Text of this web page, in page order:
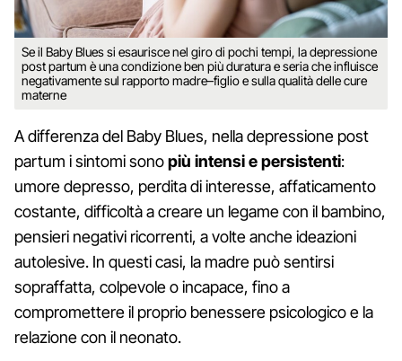
Se il Baby Blues si esaurisce nel giro di pochi tempi, la depressione
post partum è una condizione ben più duratura e seria che influisce
negativamente sul rapporto madre–figlio e sulla qualità delle cure
materne
A differenza del Baby Blues, nella depressione post
partum i sintomi sonopiù intensi e persistenti:
umore depresso, perdita di interesse, affaticamento
costante, difficoltà a creare un legame con il bambino,
pensieri negativi ricorrenti, a volte anche ideazioni
autolesive. In questi casi, la madre può sentirsi
sopraffatta, colpevole o incapace, fino a
compromettere il proprio benessere psicologico e la
relazione con il neonato.